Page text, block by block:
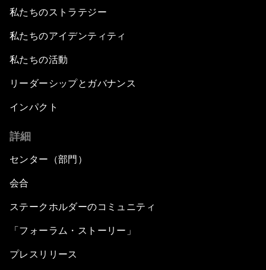
私たちのストラテジー
私たちのアイデンティティ
私たちの活動
リーダーシップとガバナンス
インパクト
詳細
センター（部門）
会合
ステークホルダーのコミュニティ
「フォーラム・ストーリー」
プレスリリース